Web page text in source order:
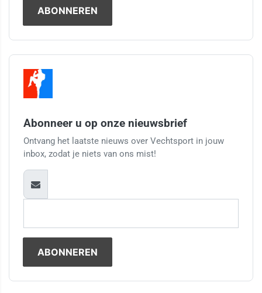
Abonneer u op onze nieuwsbrief
Ontvang het laatste nieuws over Vechtsport in jouw
inbox, zodat je niets van ons mist!